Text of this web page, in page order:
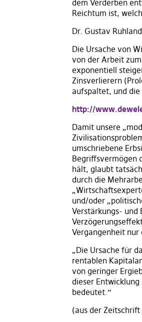
dem Verderben
Reichtum ist,
Dr. Gustav
Die Ursache von
von der Arbeit
exponentiell
Zinsverlierern
aufspaltet, und
http://
Damit unsere
umschriebene
Begriffsvermögen
hält, glaubt
durch die
und/oder
Verstärkungs- und
Vergangenheit nur
„Die Ursache für
rentablen
von geringer
dieser
bedeutet.“
(aus der Zeitschrift